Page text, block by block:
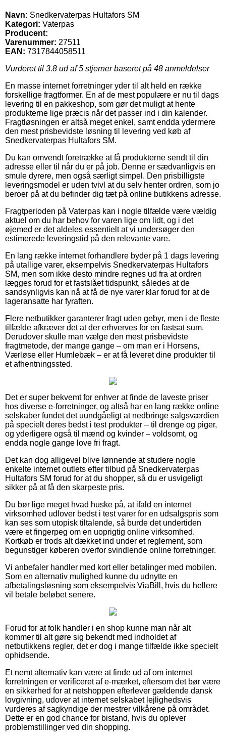
Navn: Snedkervaterpas Hultafors SM
Kategori: Vaterpas
Producent:
Varenummer: 27511
EAN: 7317844058511
Vurderet til 3.8 ud af 5 stjerner baseret på 48 anmeldelser
En masse internet forretninger yder til alt held en række
forskellige fragtformer. En af de mest populære er nu til dags
levering til en pakkeshop, som gør det muligt at hente
produkterne lige præcis når det passer ind i din kalender.
Fragtløsningen er altså meget enkel, samt endda ydermere
den mest prisbevidste løsning til levering ved køb af
Snedkervaterpas Hultafors SM.
Du kan omvendt foretrække at få produkterne sendt til din
adresse eller til når du er på job. Denne er sædvanligvis en
smule dyrere, men også særligt simpel. Den prisbilligste
leveringsmodel er uden tvivl at du selv henter ordren, som jo
beroer på at du befinder dig tæt på online butikkens adresse.
Fragtperioden på Vaterpas kan i nogle tilfælde være vældig
aktuel om du har behov for varen lige om lidt, og i det
øjemed er det aldeles essentielt at vi undersøger den
estimerede leveringstid på den relevante vare.
En lang række internet forhandlere byder på 1 dags levering
på utallige varer, eksempelvis Snedkervaterpas Hultafors
SM, men som ikke desto mindre regnes ud fra at ordren
lægges forud for et fastslået tidspunkt, således at de
sandsynligvis kan nå at få de nye varer klar forud for at de
lageransatte har fyraften.
Flere netbutikker garanterer fragt uden gebyr, men i de fleste
tilfælde afkræver det at der erhverves for en fastsat sum.
Derudover skulle man vælge den mest prisbevidste
fragtmetode, der mange gange – om man er i Horsens,
Værløse eller Humlebæk – er at få leveret dine produkter til
et afhentningssted.
Det er super bekvemt for enhver at finde de laveste priser
hos diverse e-forretninger, og altså har en lang række online
selskaber fundet det uundgåeligt at nedbringe salgsværdien
på specielt deres bedst i test produkter – til drenge og piger,
og yderligere også til mænd og kvinder – voldsomt, og
endda nogle gange love fri fragt.
Det kan dog alligevel blive lønnende at studere nogle
enkelte internet outlets efter tilbud på Snedkervaterpas
Hultafors SM forud for at du shopper, så du er usvigeligt
sikker på at få den skarpeste pris.
Du bør lige meget hvad huske på, at ifald en internet
virksomhed udlover bedst i test varer for en udsalgspris som
kan ses som utopisk tiltalende, så burde det undertiden
være et fingerpeg om en uoprigtig online virksomhed.
Kortkøb er trods alt dækket ind under et reglement, som
begunstiger køberen overfor svindlende online forretninger.
Vi anbefaler handler med kort eller betalinger med mobilen.
Som en alternativ mulighed kunne du udnytte en
afbetalingsløsning som eksempelvis ViaBill, hvis du hellere
vil betale beløbet senere.
Forud for at folk handler i en shop kunne man når alt
kommer til alt gøre sig bekendt med indholdet af
netbutikkens regler, det er dog i mange tilfælde ikke specielt
ophidsende.
Et nemt alternativ kan være at finde ud af om internet
forretningen er verificeret af e-mærket, eftersom det bør være
en sikkerhed for at netshoppen efterlever gældende dansk
lovgivning, udover at internet selskabet lejlighedsvis
vurderes af sagkyndige der mestrer vilkårene på området.
Dette er en god chance for bistand, hvis du oplever
problemstillinger ved din shopping.